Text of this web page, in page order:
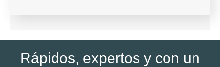
Rápidos, expertos y con un